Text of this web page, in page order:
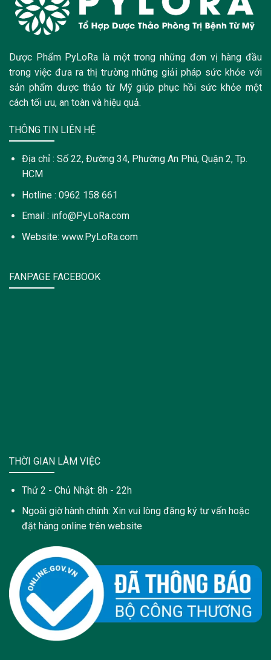
Dược Phẩm PyLoRa là một trong những đơn vị hàng đầu
trong việc đưa ra thị trường những giải pháp sức khỏe với
sản phẩm dược thảo từ Mỹ giúp phục hồi sức khỏe một
cách tối ưu, an toàn và hiệu quả.
THÔNG TIN LIÊN HỆ
Địa chỉ : Số 22, Đường 34, Phường An Phú, Quận 2, Tp.
HCM
Hotline : 0962 158 661
Email : info@PyLoRa.com
Website: www.PyLoRa.com
FANPAGE FACEBOOK
THỜI GIAN LÀM VIỆC
Thứ 2 - Chủ Nhật: 8h - 22h
Ngoài giờ hành chính: Xin vui lòng đăng ký tư vấn hoặc
đặt hàng online trên website